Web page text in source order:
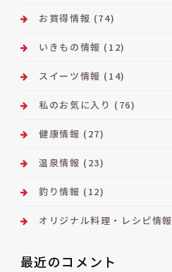
お買得情報 (74)
いきもの情報 (12)
スイーツ情報 (14)
私のお気に入り (76)
健康情報 (27)
温泉情報 (23)
釣り情報 (12)
オリジナル料理・レシピ情報
最近のコメント